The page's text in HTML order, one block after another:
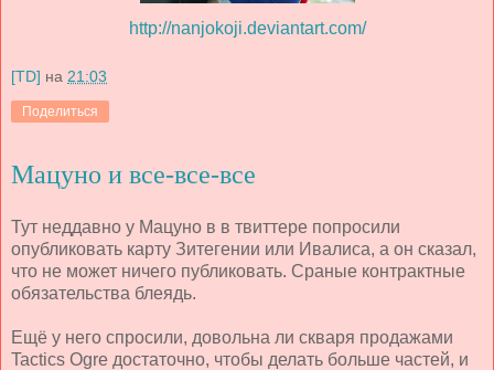
http://nanjokoji.deviantart.com/
[TD] на 21:03
Поделиться
Мацуно и все-все-все
Тут неддавно у Мацуно в в твиттере попросили
опубликовать карту Зитегении или Ивалиса, а он сказал,
что не может ничего публиковать. Сраные контрактные
обязательства блеядь.
Ещё у него спросили, довольна ли скваря продажами
Tactics Ogre достаточно, чтобы делать больше частей, и